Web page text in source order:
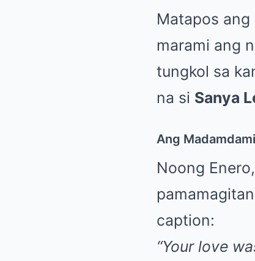
Matapos
marami ang
tungkol sa
na si Sanya
Ang
Noong
caption:
“Your love